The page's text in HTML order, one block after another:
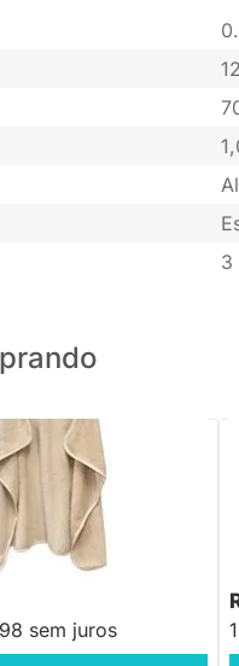
3
ENTREGA
Infantil Leão Bege -
sem juros